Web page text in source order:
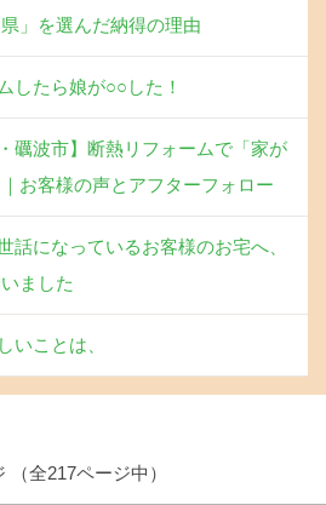
」を選んだ納得の理由
したら娘が○○した！
礪波市】断熱リフォームで「家が
お客様の声とアフターフォロー
話になっているお客様のお宅へ、
ました
いことは、
（全217ページ中）